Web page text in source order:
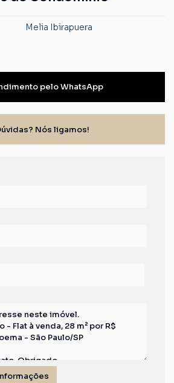
Melia Ibirapuera
peloWhatsApp
Nós ligamos!